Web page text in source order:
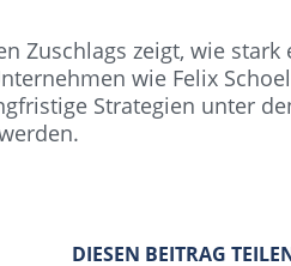
Zuschlags zeigt, wie
wie Felix
Strategien unter
DIESEN BEITRAG